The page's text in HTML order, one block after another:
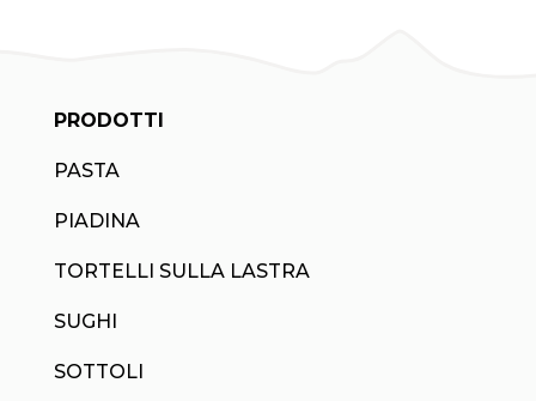
PRODOTTI
PASTA
PIADINA
TORTELLI SULLA LASTRA
SUGHI
SOTTOLI